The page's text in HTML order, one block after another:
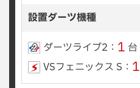
設置ダーツ機種
ダーツライブ2： 1 台
VSフェニックス S： 1